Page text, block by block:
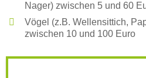
Nager) zwischen 5 und 60
Vögel (z.B. Wellensittich,
zwischen 10 und 100 Euro